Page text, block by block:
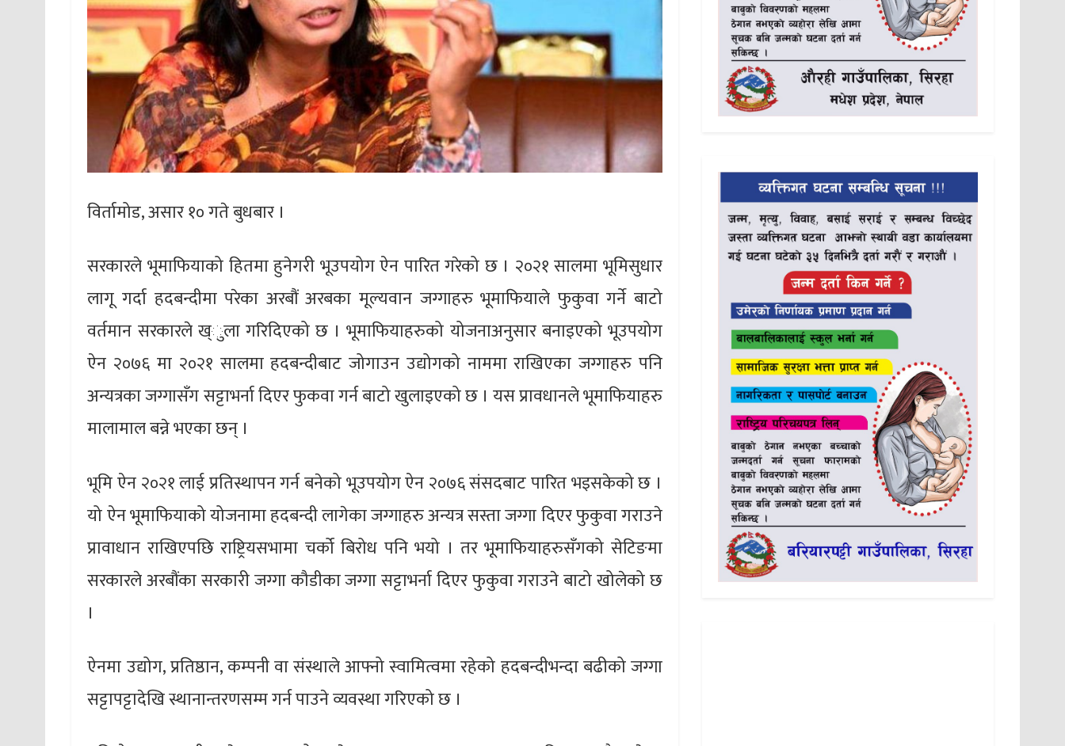
विर्तामोड, असार १० गते बुधबार ।
सरकारले भूमाफियाको हितमा हुनेगरी भूउपयोग ऐन पारित गरेको छ । २०२१ सालमा भूमिसुधार
लागू गर्दा हदबन्दीमा परेका अरबौं अरबका मूल्यवान जग्गाहरु भूमाफियाले फुकुवा गर्ने बाटो
वर्तमान सरकारले ख्ुला गरिदिएको छ । भूमाफियाहरुको योजनाअनुसार बनाइएको भूउपयोग
ऐन २०७६ मा २०२१ सालमा हदबन्दीबाट जोगाउन उद्योगको नाममा राखिएका जग्गाहरु पनि
अन्यत्रका जग्गासँग सट्टाभर्ना दिएर फुकवा गर्न बाटो खुलाइएको छ । यस प्रावधानले भूमाफियाहरु
मालामाल बन्ने भएका छन् ।
भूमि ऐन २०२१ लाई प्रतिस्थापन गर्न बनेको भूउपयोग ऐन २०७६ संसदबाट पारित भइसकेको छ ।
यो ऐन भूमाफियाको योजनामा हदबन्दी लागेका जग्गाहरु अन्यत्र सस्ता जग्गा दिएर फुकुवा गराउने
प्रावाधान राखिएपछि राष्ट्रियसभामा चर्को बिरोध पनि भयो । तर भूमाफियाहरुसँगको सेटिङमा
सरकारले अरबौंका सरकारी जग्गा कौडीका जग्गा सट्टाभर्ना दिएर फुकुवा गराउने बाटो खोलेको छ
।
ऐनमा उद्योग, प्रतिष्ठान, कम्पनी वा संस्थाले आफ्नो स्वामित्वमा रहेको हदबन्दीभन्दा बढीको जग्गा
सट्टापट्टादेखि स्थानान्तरणसम्म गर्न पाउने व्यवस्था गरिएको छ ।